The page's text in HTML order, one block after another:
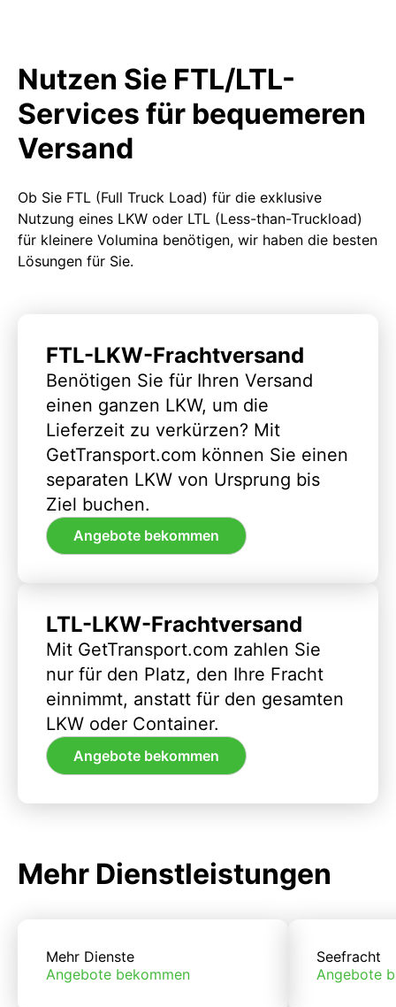
Nutzen Sie FTL/LTL-
Services für bequemeren
Versand
Ob Sie FTL (Full Truck Load) für die exklusive
Nutzung eines LKW oder LTL (Less-than-Truckload)
für kleinere Volumina benötigen, wir haben die besten
Lösungen für Sie.
FTL-LKW-Frachtversand
Benötigen Sie für Ihren Versand
einen ganzen LKW, um die
Lieferzeit zu verkürzen? Mit
GetTransport.com können Sie einen
separaten LKW von Ursprung bis
Ziel buchen.
Angebote bekommen
LTL-LKW-Frachtversand
Mit GetTransport.com zahlen Sie
nur für den Platz, den Ihre Fracht
einnimmt, anstatt für den gesamten
LKW oder Container.
Angebote bekommen
Mehr Dienstleistungen
Mehr Dienste
Angebote bekommen
Seefracht
Angebote